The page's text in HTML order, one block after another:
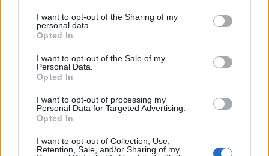
I want to opt-out of the Sharing of my
personal data.
Opted In
I want to opt-out of the Sale of my
Personal Data.
Opted In
I want to opt-out of processing my
Personal Data for Targeted Advertising.
Opted In
I want to opt-out of Collection, Use,
Retention, Sale, and/or Sharing of my